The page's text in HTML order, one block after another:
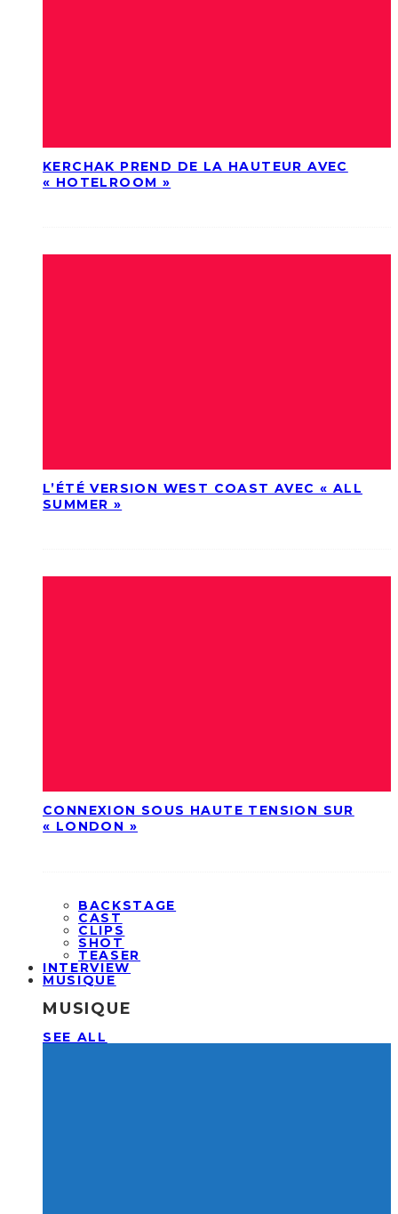
KERCHAK PREND DE LA HAUTEUR AVEC
« HOTELROOM »
L’ÉTÉ VERSION WEST COAST AVEC « ALL
SUMMER »
CONNEXION SOUS HAUTE TENSION SUR
« LONDON »
BACKSTAGE
CAST
CLIPS
SHOT
TEASER
INTERVIEW
MUSIQUE
MUSIQUE
SEE ALL